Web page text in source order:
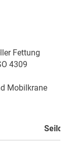
Fettung
4309
Mobilkrane